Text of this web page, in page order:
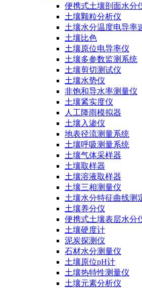
便携式土壤剖面水分
土壤颗粒分析仪
土壤水分温度电导率
土壤比色
土壤原位电导率仪
土壤多参数监测系统
土壤剪切测试仪
土壤水势仪
非饱和导水率测量仪
土壤紧实度仪
人工降雨模拟器
土壤入渗仪
地表径流测量系统
土壤呼吸测量系统
土壤气体采样器
土壤取样器
土壤溶液取样器
土壤三相测量仪
土壤水分特征曲线测
土壤养分仪
便携式土壤表层水分
土壤硬度计
泥炭探测仪
石材水分测量仪
土壤原位pH计
土壤热特性测量仪
土壤元素分析仪